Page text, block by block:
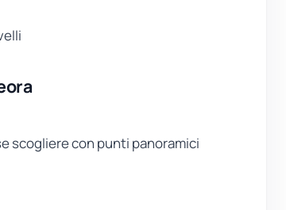
scogliere con punti panoramici